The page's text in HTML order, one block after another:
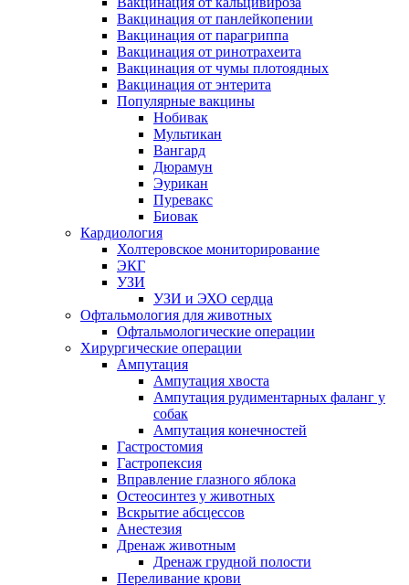
Вакцинация от панлейкопении
Вакцинация от парагриппа
Вакцинация от ринотрахеита
Вакцинация от чумы плотоядных
Вакцинация от энтерита
Популярные вакцины
Нобивак
Мультикан
Вангард
Дюрамун
Эурикан
Пуревакс
Биовак
Кардиология
Холтеровское мониторирование
ЭКГ
УЗИ
УЗИ и ЭХО сердца
Офтальмология для животных
Офтальмологические операции
Хирургические операции
Ампутация
Ампутация хвоста
Ампутация рудиментарных фаланг у
собак
Ампутация конечностей
Гастростомия
Гастропексия
Вправление глазного яблока
Остеосинтез у животных
Вскрытие абсцессов
Анестезия
Дренаж животным
Дренаж грудной полости
Переливание крови